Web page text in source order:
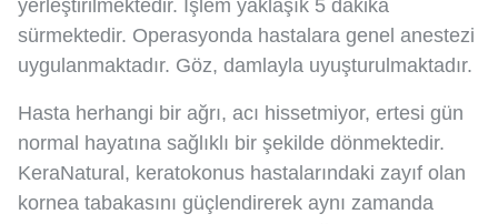
yerleştirilmektedir. İşlem yaklaşık 5 dakika
sürmektedir. Operasyonda hastalara genel anestezi
uygulanmaktadır. Göz, damlayla uyuşturulmaktadır.
Hasta herhangi bir ağrı, acı hissetmiyor, ertesi gün
normal hayatına sağlıklı bir şekilde dönmektedir.
KeraNatural, keratokonus hastalarındaki zayıf olan
kornea tabakasını güçlendirerek aynı zamanda